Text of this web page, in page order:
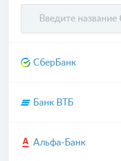
СберБанк
Банк ВТБ
Альфа-Банк